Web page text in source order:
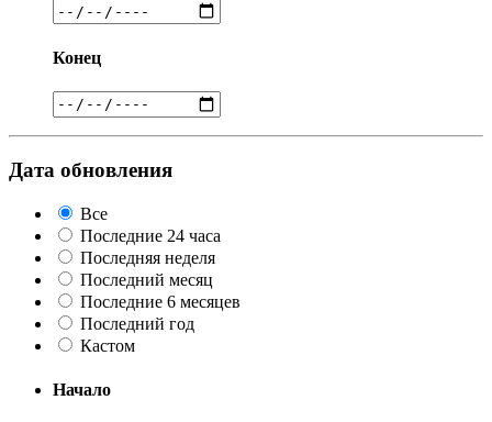
Конец
Дата обновления
Все
Последние 24 часа
Последняя неделя
Последний месяц
Последние 6 месяцев
Последний год
Кастом
Начало